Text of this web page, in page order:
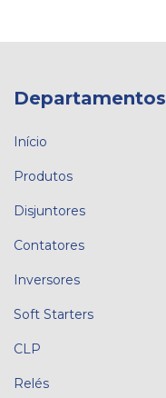
Departamentos
Início
Produtos
Disjuntores
Contatores
Inversores
Soft Starters
CLP
Relés